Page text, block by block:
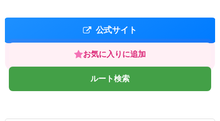
公式サイト
お気に入りに追加
ルート検索